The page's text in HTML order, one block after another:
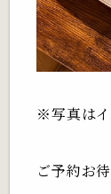
※写真はイ
ご予約お